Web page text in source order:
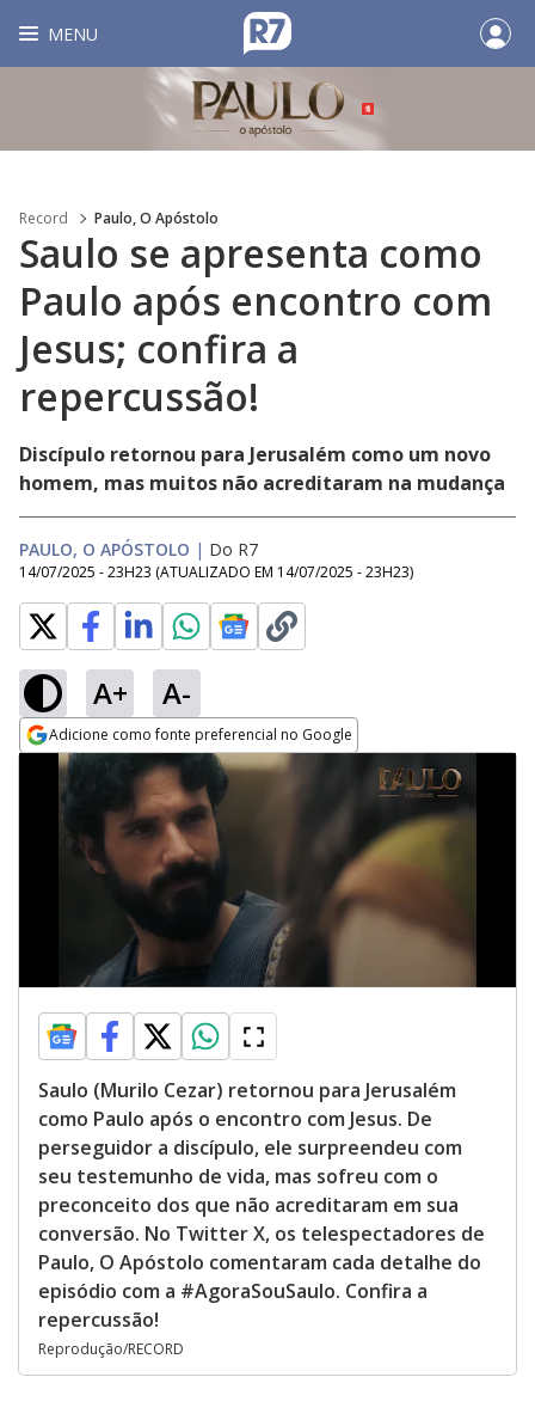
MENU
Record Paulo, O Apóstolo
Saulo se apresenta como
Paulo após encontro com
Jesus; confira a
repercussão!
Discípulo retornou para Jerusalém como um novo
homem, mas muitos não acreditaram na mudança
PAULO, O APÓSTOLO | Do R7
14/07/2025 - 23H23 (ATUALIZADO EM 14/07/2025 - 23H23)
A+ A-
Adicione como fonte preferencial no Google
Opens in new window
Saulo (Murilo Cezar) retornou para Jerusalém
como Paulo após o encontro com Jesus. De
perseguidor a discípulo, ele surpreendeu com
seu testemunho de vida, mas sofreu com o
preconceito dos que não acreditaram em sua
conversão. No Twitter X, os telespectadores de
Paulo, O Apóstolo comentaram cada detalhe do
episódio com a #AgoraSouSaulo. Confira a
repercussão!
Reprodução/RECORD